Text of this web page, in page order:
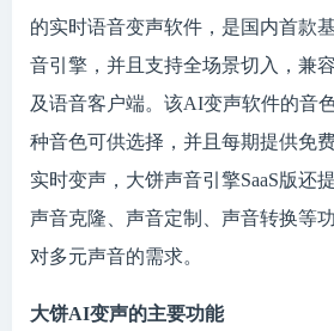
的实时语音变声软件，是国内首款
音引擎，并且支持全场景切入，兼
及语音客户端。该AI变声软件的音
种音色可供选择，并且每期提供免
实时变声，大饼声音引擎SaaS版还
声音克隆、声音定制、声音转换等
对多元声音的需求。
大饼AI变声的主要功能